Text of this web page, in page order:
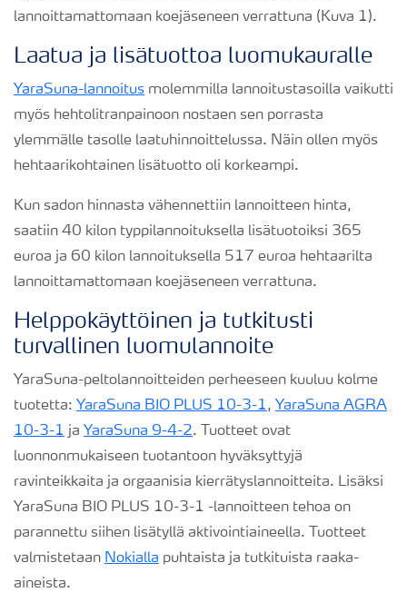
lannoittamattomaan koejäseneen verrattuna (Kuva 1).
Laatua ja lisätuottoa luomukauralle
YaraSuna-lannoitus molemmilla lannoitustasoilla vaikutti
myös hehtolitranpainoon nostaen sen porrasta
ylemmälle tasolle laatuhinnoittelussa. Näin ollen myös
hehtaarikohtainen lisätuotto oli korkeampi.
Kun sadon hinnasta vähennettiin lannoitteen hinta,
saatiin 40 kilon typpilannoituksella lisätuotoiksi 365
euroa ja 60 kilon lannoituksella 517 euroa hehtaarilta
lannoittamattomaan koejäseneen verrattuna.
Helppokäyttöinen ja tutkitusti
turvallinen luomulannoite
YaraSuna-peltolannoitteiden perheeseen kuuluu kolme
tuotetta: YaraSuna BIO PLUS 10-3-1, YaraSuna AGRA
10-3-1 ja YaraSuna 9-4-2. Tuotteet ovat
luonnonmukaiseen tuotantoon hyväksyttyjä
ravinteikkaita ja orgaanisia kierrätyslannoitteita. Lisäksi
YaraSuna BIO PLUS 10-3-1 -lannoitteen tehoa on
parannettu siihen lisätyllä aktivointiaineella. Tuotteet
valmistetaan Nokialla puhtaista ja tutkituista raaka-
aineista.